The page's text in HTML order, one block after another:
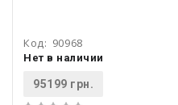
Код: 90968
Нет в наличии
95199 грн.